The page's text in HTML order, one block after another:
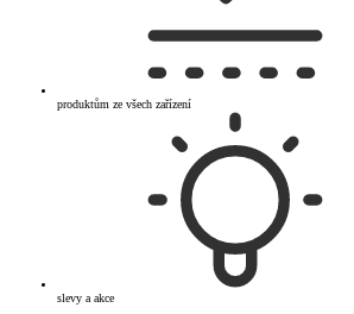
produktům ze všech zařízení
slevy a akce